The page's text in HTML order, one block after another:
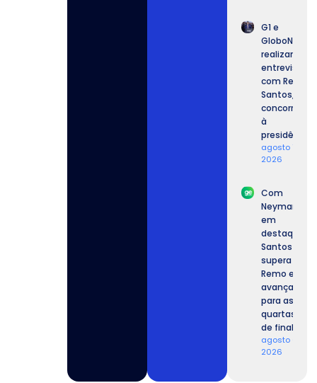
G1 e
GloboNews
realizam
entrevista
com Renan
Santos,
concorrente
à
presidência.
agosto 7,
2026
Com
Neymar
em
destaque,
Santos
supera o
Remo e
avança
para as
quartas
de final.
agosto 6,
2026